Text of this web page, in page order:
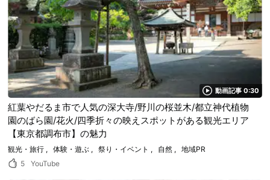
動画記事 0:30
紅葉やだるま市で人気の深大寺/野川の桜並木/都立神代植物
園のばら園/花火/四季折々の映えスポットがある観光エリア
【東京都調布市】の魅力
観光・旅行 体験・遊ぶ 祭り・イベント 自然
地域PR
5
YouTube